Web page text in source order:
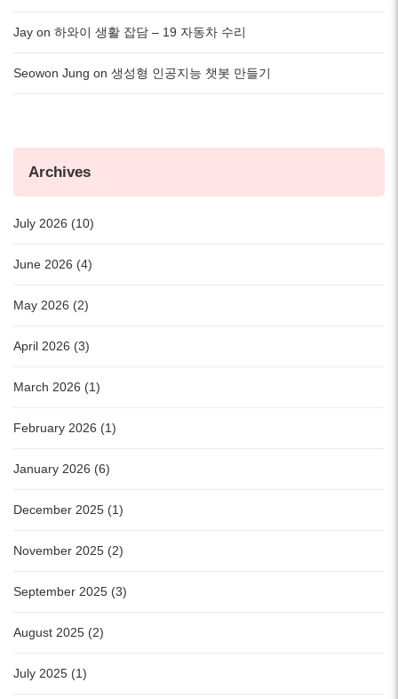
Jay on 하와이 생활 잡담 – 19 자동차 수리
Seowon Jung on 생성형 인공지능 챗봇 만들기
Archives
July 2026 (10)
June 2026 (4)
May 2026 (2)
April 2026 (3)
March 2026 (1)
February 2026 (1)
January 2026 (6)
December 2025 (1)
November 2025 (2)
September 2025 (3)
August 2025 (2)
July 2025 (1)